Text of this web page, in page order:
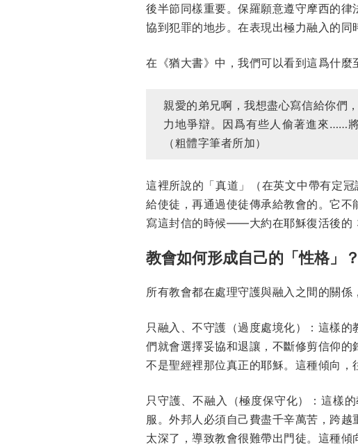
後半節同樣重要。保羅願意遵守摩西的
協到犯罪的地步。在表現出極力融入的同
在《猶大書》中，我們可以看到這爲什麼
親愛的弟兄啊，我想盡心寫信給你們
力地爭辯。因爲有些人偷著進來……
（粗體字筆者所加）
這裡所說的「真道」（在英文中帶有定
給使徒，再通過使徒傳承給教會的。它
寫這封信的時候——大約在耶穌復活後的
教會如何形成自己的「性格」？
所有教會都在處理守護與融入之間的關係
只融入、不守護（過度處境化）：這樣
們就會選擇妥協和退讓，不斷修剪信仰
不是聖經裡那位真正的耶穌。這種傾向，
只守護、不融入（極度保守化）：這樣
服。外邦人必須自己費盡千辛萬苦，跨
太深了，導致教會很難帶出門徒。這種傾